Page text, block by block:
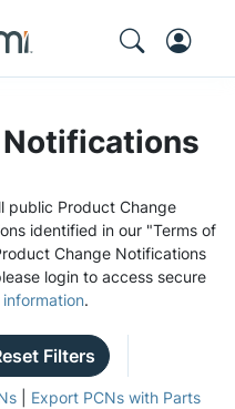
public Product Change
identified in our "Terms of
Change Notifications
login to access secure
.
Filters
| Export PCNs with Parts